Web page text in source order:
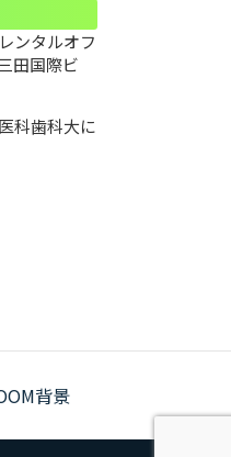
ンタルオフ
田国際ビ
科歯科大に
背景